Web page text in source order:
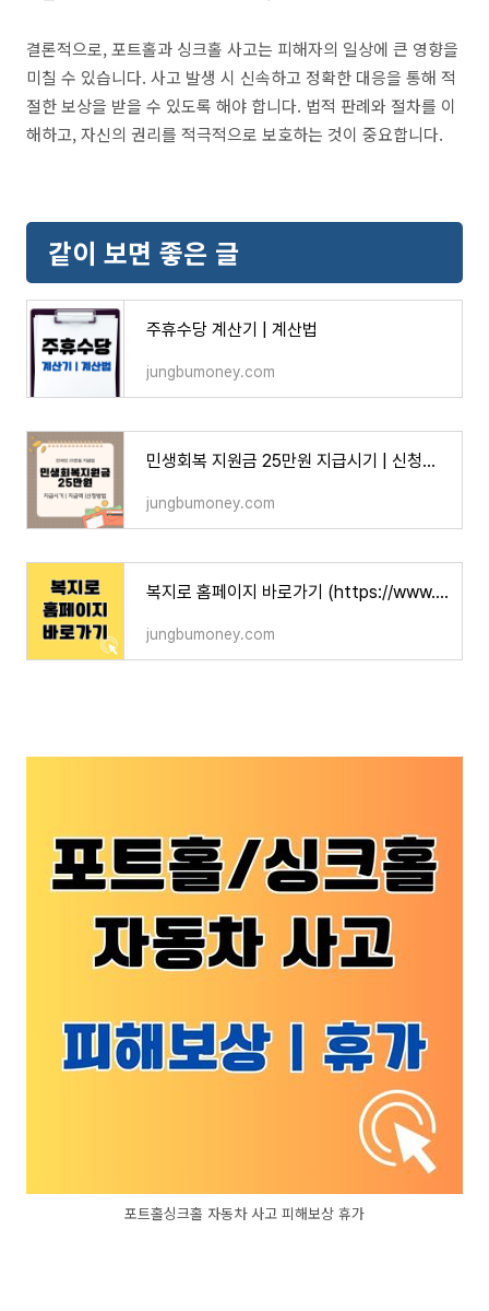
결론적으로, 포트홀과 싱크홀 사고는 피해자의 일상에 큰 영향을
미칠 수 있습니다. 사고 발생 시 신속하고 정확한 대응을 통해 적
절한 보상을 받을 수 있도록 해야 합니다. 법적 판례와 절차를 이
해하고, 자신의 권리를 적극적으로 보호하는 것이 중요합니다.
같이 보면 좋은 글
주휴수당 계산기 | 계산법
jungbumoney.com
민생회복 지원금 25만원 지급시기 | 신청방법 | 대상자
jungbumoney.com
복지로 홈페이지 바로가기 (https://www.bokjiro.go.kr)
jungbumoney.com
포트홀싱크홀 자동차 사고 피해보상 휴가